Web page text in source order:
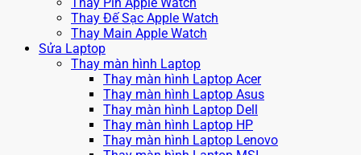
Thay Pin Apple Watch
Thay Đế Sạc Apple Watch
Thay Main Apple Watch
Sửa Laptop
Thay màn hình Laptop
Thay màn hình Laptop Acer
Thay màn hình Laptop Asus
Thay màn hình Laptop Dell
Thay màn hình Laptop HP
Thay màn hình Laptop Lenovo